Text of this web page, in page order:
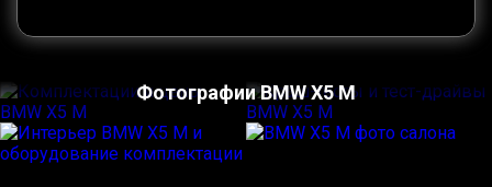
Фотографии BMW X5 M